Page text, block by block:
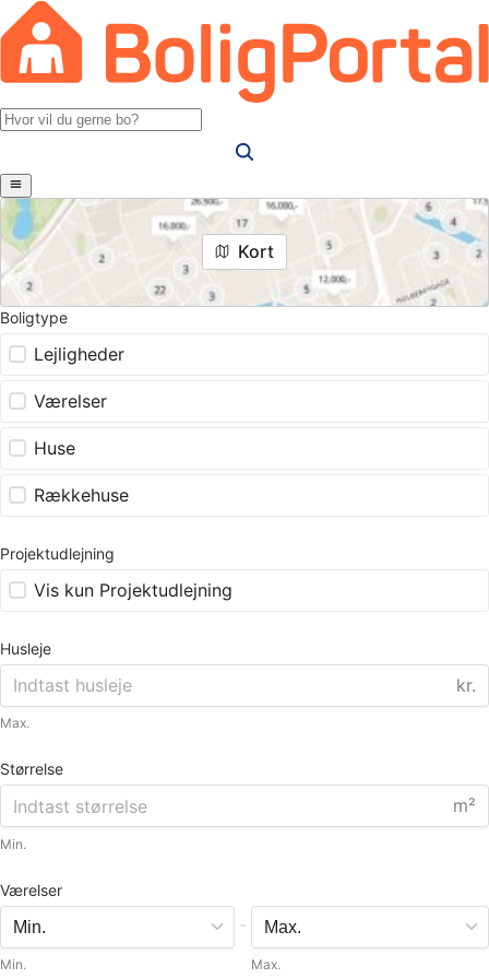
Kort
Boligtype
Lejligheder
Værelser
Huse
Rækkehuse
Projektudlejning
Vis kun Projektudlejning
Husleje
kr.
Max.
Størrelse
m²
Min.
Værelser
Min.
-
Max.